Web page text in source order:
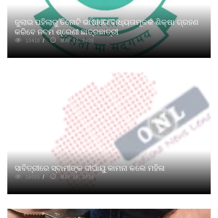
ଜୁଲାଇ ପହିଲାରୁ ତିନୋଟି ଭାଷାରେ ବାଧ୍ୟତାମୂଳକ ଶିକ୍ଷା ଗ୍ରହଣ
କରିବେ ନବମ ଶ୍ରେଣୀ ଛାତ୍ରଛାତ୍ରୀ
13410 MAY 17, 2026
ସାବିତ୍ରୀରେ ସ୍ବାମୀଙ୍କ ଦୀର୍ଘାୟୁ କାମନା କଲେ ମହିଳା
15025 MAY 16, 2026